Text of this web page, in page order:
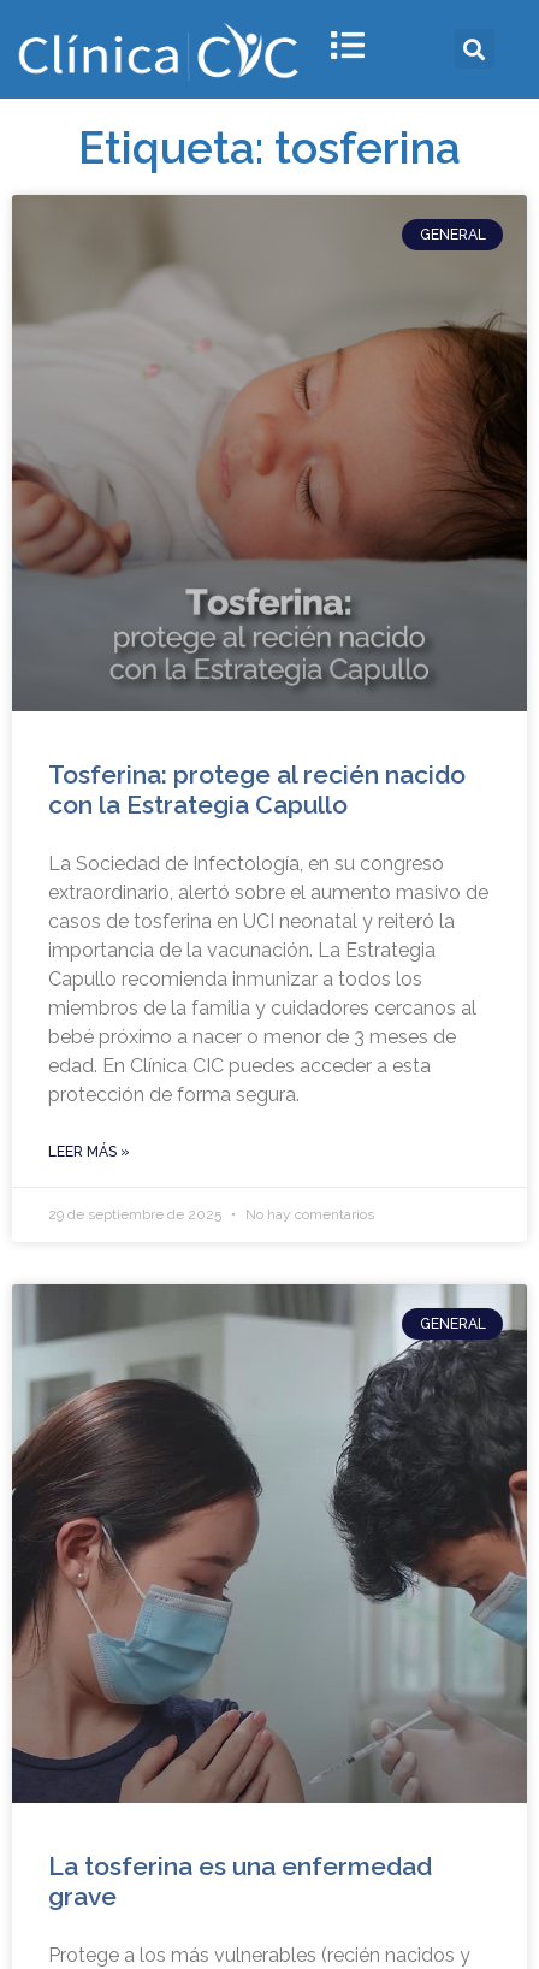
Etiqueta: tosferina
GENERAL
Tosferina: protege al recién nacido
con la Estrategia Capullo
La Sociedad de Infectología, en su congreso
extraordinario, alertó sobre el aumento masivo de
casos de tosferina en UCI neonatal y reiteró la
importancia de la vacunación. La Estrategia
Capullo recomienda inmunizar a todos los
miembros de la familia y cuidadores cercanos al
bebé próximo a nacer o menor de 3 meses de
edad. En Clínica CIC puedes acceder a esta
protección de forma segura.
LEER MÁS »
29 de septiembre de 2025 No hay comentarios
GENERAL
La tosferina es una enfermedad
grave
Protege a los más vulnerables (recién nacidos y